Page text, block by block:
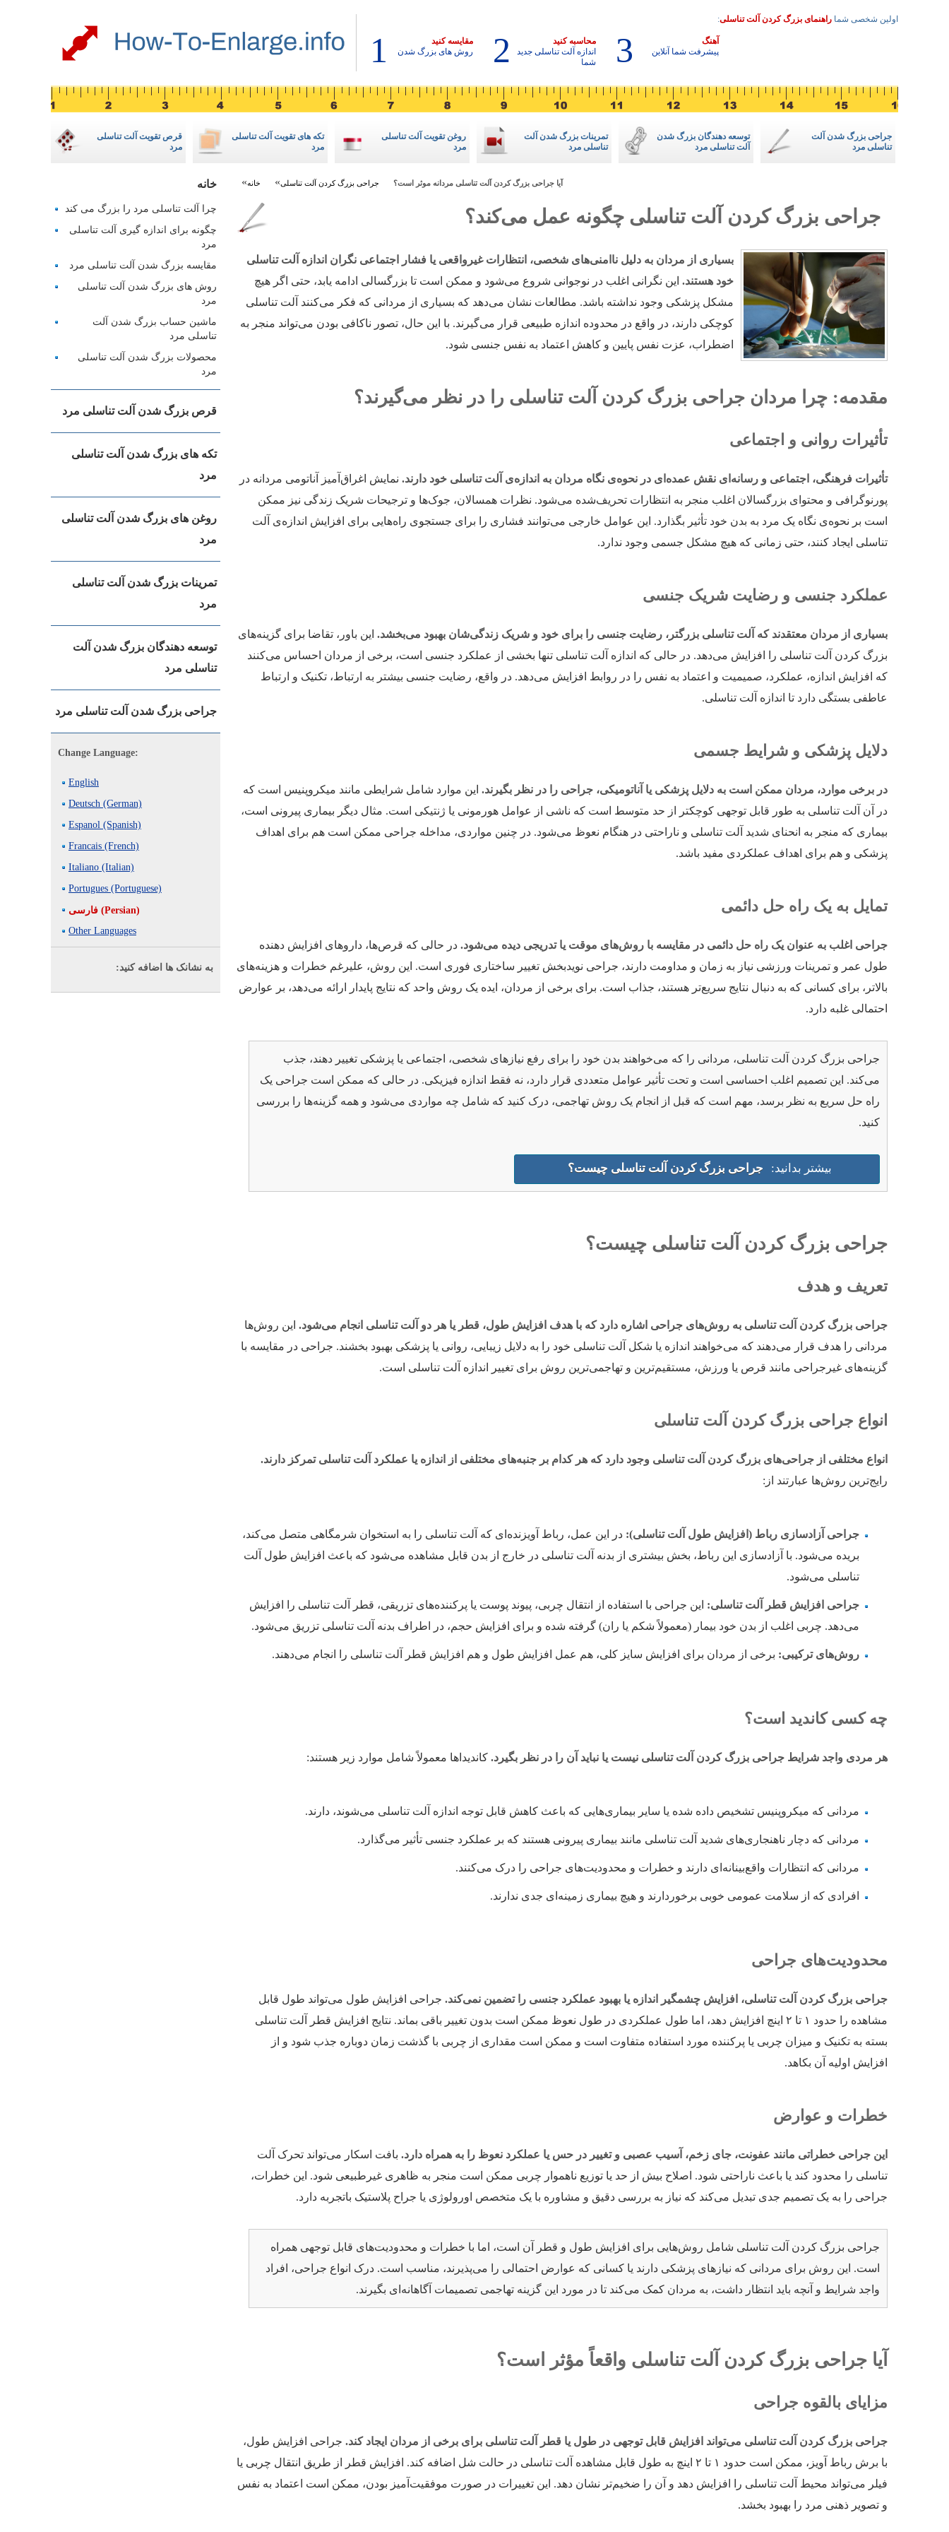
اولین شخصی شما راهنمای بزرگ کردن آلت تناسلی:
1
مقایسه کنید
روش های بزرگ شدن
2
محاسبه کنید
اندازه آلت تناسلی جدید
شما
3
آهنگ
پیشرفت شما آنلاین
قرص تقویت آلت تناسلی
مرد
تکه های تقویت آلت تناسلی
مرد
روغن تقویت آلت تناسلی
مرد
تمرینات بزرگ شدن آلت
تناسلی مرد
توسعه دهندگان بزرگ شدن
آلت تناسلی مرد
جراحی بزرگ شدن آلت
تناسلی مرد
خانه
چرا آلت تناسلی مرد را بزرگ می کند
چگونه برای اندازه گیری آلت تناسلی
مرد
مقایسه بزرگ شدن آلت تناسلی مرد
روش های بزرگ شدن آلت تناسلی
مرد
ماشین حساب بزرگ شدن آلت
تناسلی مرد
محصولات بزرگ شدن آلت تناسلی
مرد
قرص بزرگ شدن آلت تناسلی مرد
تکه های بزرگ شدن آلت تناسلی
مرد
روغن های بزرگ شدن آلت تناسلی
مرد
تمرینات بزرگ شدن آلت تناسلی
مرد
توسعه دهندگان بزرگ شدن آلت
تناسلی مرد
جراحی بزرگ شدن آلت تناسلی مرد
Change Language:
English
Deutsch (German)
Espanol (Spanish)
Francais (French)
Italiano (Italian)
Portugues (Portuguese)
فارسی (Persian)
Other Languages
به نشانک ها اضافه کنید:
خانه جراحی بزرگ کردن آلت تناسلی آیا جراحی بزرگ کردن آلت تناسلی مردانه موثر است؟
جراحی بزرگ کردن آلت تناسلی چگونه عمل می‌کند؟
بسیاری از مردان به دلیل ناامنی‌های شخصی، انتظارات غیرواقعی یا فشار اجتماعی نگران اندازه آلت تناسلی
خود هستند. این نگرانی اغلب در نوجوانی شروع می‌شود و ممکن است تا بزرگسالی ادامه یابد، حتی اگر هیچ
مشکل پزشکی وجود نداشته باشد. مطالعات نشان می‌دهد که بسیاری از مردانی که فکر می‌کنند آلت تناسلی
کوچکی دارند، در واقع در محدوده اندازه طبیعی قرار می‌گیرند. با این حال، تصور ناکافی بودن می‌تواند منجر به
اضطراب، عزت نفس پایین و کاهش اعتماد به نفس جنسی شود.
مقدمه: چرا مردان جراحی بزرگ کردن آلت تناسلی را در نظر می‌گیرند؟
تأثیرات روانی و اجتماعی
تأثیرات فرهنگی، اجتماعی و رسانه‌ای نقش عمده‌ای در نحوه‌ی نگاه مردان به اندازه‌ی آلت تناسلی خود دارند. نمایش اغراق‌آمیز آناتومی مردانه در
پورنوگرافی و محتوای بزرگسالان اغلب منجر به انتظارات تحریف‌شده می‌شود. نظرات همسالان، جوک‌ها و ترجیحات شریک زندگی نیز ممکن
است بر نحوه‌ی نگاه یک مرد به بدن خود تأثیر بگذارد. این عوامل خارجی می‌توانند فشاری را برای جستجوی راه‌هایی برای افزایش اندازه‌ی آلت
تناسلی ایجاد کنند، حتی زمانی که هیچ مشکل جسمی وجود ندارد.
عملکرد جنسی و رضایت شریک جنسی
بسیاری از مردان معتقدند که آلت تناسلی بزرگتر، رضایت جنسی را برای خود و شریک زندگی‌شان بهبود می‌بخشد. این باور، تقاضا برای گزینه‌های
بزرگ کردن آلت تناسلی را افزایش می‌دهد. در حالی که اندازه آلت تناسلی تنها بخشی از عملکرد جنسی است، برخی از مردان احساس می‌کنند
که افزایش اندازه، عملکرد، صمیمیت و اعتماد به نفس را در روابط افزایش می‌دهد. در واقع، رضایت جنسی بیشتر به ارتباط، تکنیک و ارتباط
عاطفی بستگی دارد تا اندازه آلت تناسلی.
دلایل پزشکی و شرایط جسمی
در برخی موارد، مردان ممکن است به دلایل پزشکی یا آناتومیکی، جراحی را در نظر بگیرند. این موارد شامل شرایطی مانند میکروپنیس است که
در آن آلت تناسلی به طور قابل توجهی کوچکتر از حد متوسط ​​است که ناشی از عوامل هورمونی یا ژنتیکی است. مثال دیگر بیماری پیرونی است،
بیماری که منجر به انحنای شدید آلت تناسلی و ناراحتی در هنگام نعوظ می‌شود. در چنین مواردی، مداخله جراحی ممکن است هم برای اهداف
پزشکی و هم برای اهداف عملکردی مفید باشد.
تمایل به یک راه حل دائمی
جراحی اغلب به عنوان یک راه حل دائمی در مقایسه با روش‌های موقت یا تدریجی دیده می‌شود. در حالی که قرص‌ها، داروهای افزایش دهنده
طول عمر و تمرینات ورزشی نیاز به زمان و مداومت دارند، جراحی نویدبخش تغییر ساختاری فوری است. این روش، علیرغم خطرات و هزینه‌های
بالاتر، برای کسانی که به دنبال نتایج سریع‌تر هستند، جذاب است. برای برخی از مردان، ایده یک روش واحد که نتایج پایدار ارائه می‌دهد، بر عوارض
احتمالی غلبه دارد.
جراحی بزرگ کردن آلت تناسلی، مردانی را که می‌خواهند بدن خود را برای رفع نیازهای شخصی، اجتماعی یا پزشکی تغییر دهند، جذب
می‌کند. این تصمیم اغلب احساسی است و تحت تأثیر عوامل متعددی قرار دارد، نه فقط اندازه فیزیکی. در حالی که ممکن است جراحی یک
راه حل سریع به نظر برسد، مهم است که قبل از انجام یک روش تهاجمی، درک کنید که شامل چه مواردی می‌شود و همه گزینه‌ها را بررسی
کنید.
بیشتر بدانید: جراحی بزرگ کردن آلت تناسلی چیست؟
جراحی بزرگ کردن آلت تناسلی چیست؟
تعریف و هدف
جراحی بزرگ کردن آلت تناسلی به روش‌های جراحی اشاره دارد که با هدف افزایش طول، قطر یا هر دو آلت تناسلی انجام می‌شود. این روش‌ها
مردانی را هدف قرار می‌دهند که می‌خواهند اندازه یا شکل آلت تناسلی خود را به دلایل زیبایی، روانی یا پزشکی بهبود بخشند. جراحی در مقایسه با
گزینه‌های غیرجراحی مانند قرص یا ورزش، مستقیم‌ترین و تهاجمی‌ترین روش برای تغییر اندازه آلت تناسلی است.
انواع جراحی بزرگ کردن آلت تناسلی
انواع مختلفی از جراحی‌های بزرگ کردن آلت تناسلی وجود دارد که هر کدام بر جنبه‌های مختلفی از اندازه یا عملکرد آلت تناسلی تمرکز دارند.
رایج‌ترین روش‌ها عبارتند از:
جراحی آزادسازی رباط (افزایش طول آلت تناسلی): در این عمل، رباط آویزنده‌ای که آلت تناسلی را به استخوان شرمگاهی متصل می‌کند،
بریده می‌شود. با آزادسازی این رباط، بخش بیشتری از بدنه آلت تناسلی در خارج از بدن قابل مشاهده می‌شود که باعث افزایش طول آلت
تناسلی می‌شود.
جراحی افزایش قطر آلت تناسلی: این جراحی با استفاده از انتقال چربی، پیوند پوست یا پرکننده‌های تزریقی، قطر آلت تناسلی را افزایش
می‌دهد. چربی اغلب از بدن خود بیمار (معمولاً شکم یا ران) گرفته شده و برای افزایش حجم، در اطراف بدنه آلت تناسلی تزریق می‌شود.
روش‌های ترکیبی: برخی از مردان برای افزایش سایز کلی، هم عمل افزایش طول و هم افزایش قطر آلت تناسلی را انجام می‌دهند.
چه کسی کاندید است؟
هر مردی واجد شرایط جراحی بزرگ کردن آلت تناسلی نیست یا نباید آن را در نظر بگیرد. کاندیداها معمولاً شامل موارد زیر هستند:
مردانی که میکروپنیس تشخیص داده شده یا سایر بیماری‌هایی که باعث کاهش قابل توجه اندازه آلت تناسلی می‌شوند، دارند.
مردانی که دچار ناهنجاری‌های شدید آلت تناسلی مانند بیماری پیرونی هستند که بر عملکرد جنسی تأثیر می‌گذارد.
مردانی که انتظارات واقع‌بینانه‌ای دارند و خطرات و محدودیت‌های جراحی را درک می‌کنند.
افرادی که از سلامت عمومی خوبی برخوردارند و هیچ بیماری زمینه‌ای جدی ندارند.
محدودیت‌های جراحی
جراحی بزرگ کردن آلت تناسلی، افزایش چشمگیر اندازه یا بهبود عملکرد جنسی را تضمین نمی‌کند. جراحی افزایش طول می‌تواند طول قابل
مشاهده را حدود ۱ تا ۲ اینچ افزایش دهد، اما طول عملکردی در طول نعوظ ممکن است بدون تغییر باقی بماند. نتایج افزایش قطر آلت تناسلی
بسته به تکنیک و میزان چربی یا پرکننده مورد استفاده متفاوت است و ممکن است مقداری از چربی با گذشت زمان دوباره جذب شود و از
افزایش اولیه آن بکاهد.
خطرات و عوارض
این جراحی خطراتی مانند عفونت، جای زخم، آسیب عصبی و تغییر در حس یا عملکرد نعوظ را به همراه دارد. بافت اسکار می‌تواند تحرک آلت
تناسلی را محدود کند یا باعث ناراحتی شود. اصلاح بیش از حد یا توزیع ناهموار چربی ممکن است منجر به ظاهری غیرطبیعی شود. این خطرات،
جراحی را به یک تصمیم جدی تبدیل می‌کند که نیاز به بررسی دقیق و مشاوره با یک متخصص اورولوژی یا جراح پلاستیک باتجربه دارد.
جراحی بزرگ کردن آلت تناسلی شامل روش‌هایی برای افزایش طول و قطر آن است، اما با خطرات و محدودیت‌های قابل توجهی همراه
است. این روش برای مردانی که نیازهای پزشکی دارند یا کسانی که عوارض احتمالی را می‌پذیرند، مناسب است. درک انواع جراحی، افراد
واجد شرایط و آنچه باید انتظار داشت، به مردان کمک می‌کند تا در مورد این گزینه تهاجمی تصمیمات آگاهانه‌ای بگیرند.
آیا جراحی بزرگ کردن آلت تناسلی واقعاً مؤثر است؟
مزایای بالقوه جراحی
جراحی بزرگ کردن آلت تناسلی می‌تواند افزایش قابل توجهی در طول یا قطر آلت تناسلی برای برخی از مردان ایجاد کند. جراحی افزایش طول،
با برش رباط آویز، ممکن است حدود ۱ تا ۲ اینچ به طول قابل مشاهده آلت تناسلی در حالت شل اضافه کند. افزایش قطر از طریق انتقال چربی یا
فیلر می‌تواند محیط آلت تناسلی را افزایش دهد و آن را ضخیم‌تر نشان دهد. این تغییرات در صورت موفقیت‌آمیز بودن، ممکن است اعتماد به نفس
و تصویر ذهنی مرد را بهبود بخشد.